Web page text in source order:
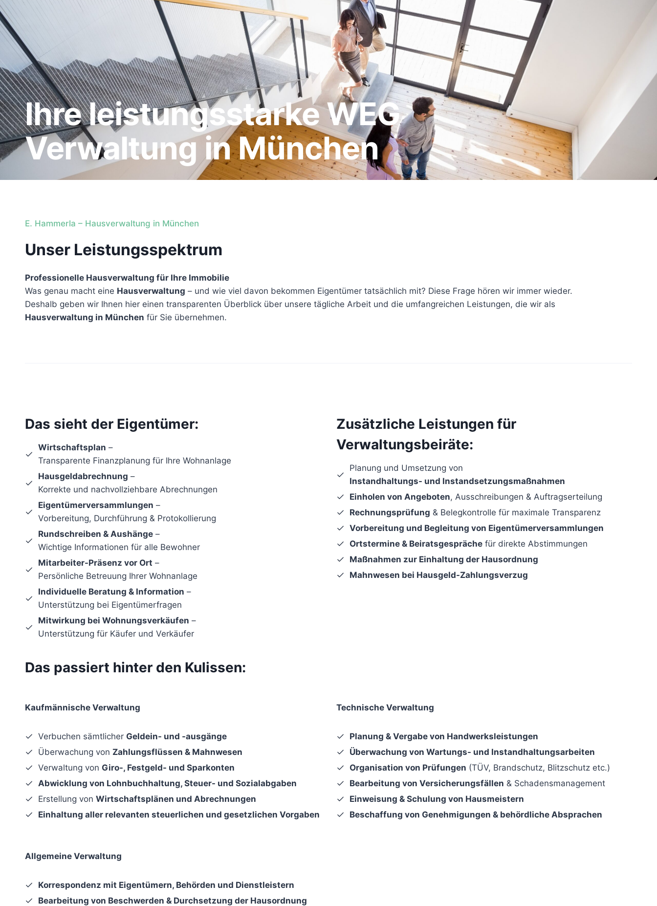
Ihre leistungsstarke WEG
Verwaltung in München
E. Hammerla – Hausverwaltung in München
Unser Leistungsspektrum
Professionelle Hausverwaltung für Ihre Immobilie
Was genau macht eine Hausverwaltung – und wie viel davon bekommen Eigentümer tatsächlich mit? Diese Frage hören wir immer wieder.
Deshalb geben wir Ihnen hier einen transparenten Überblick über unsere tägliche Arbeit und die umfangreichen Leistungen, die wir als
Hausverwaltung in München für Sie übernehmen.
Das sieht der Eigentümer:
Wirtschaftsplan –
Transparente Finanzplanung für Ihre Wohnanlage
Hausgeldabrechnung –
Korrekte und nachvollziehbare Abrechnungen
Eigentümerversammlungen –
Vorbereitung, Durchführung & Protokollierung
Rundschreiben & Aushänge –
Wichtige Informationen für alle Bewohner
Mitarbeiter-Präsenz vor Ort –
Persönliche Betreuung Ihrer Wohnanlage
Individuelle Beratung & Information –
Unterstützung bei Eigentümerfragen
Mitwirkung bei Wohnungsverkäufen –
Unterstützung für Käufer und Verkäufer
Zusätzliche Leistungen für
Verwaltungsbeiräte:
Planung und Umsetzung von
Instandhaltungs- und Instandsetzungsmaßnahmen
Einholen von Angeboten, Ausschreibungen & Auftragserteilung
Rechnungsprüfung & Belegkontrolle für maximale Transparenz
Vorbereitung und Begleitung von Eigentümerversammlungen
Ortstermine & Beiratsgespräche für direkte Abstimmungen
Maßnahmen zur Einhaltung der Hausordnung
Mahnwesen bei Hausgeld-Zahlungsverzug
Das passiert hinter den Kulissen:
Kaufmännische Verwaltung
Verbuchen sämtlicher Geldein- und -ausgänge
Überwachung von Zahlungsflüssen & Mahnwesen
Verwaltung von Giro-, Festgeld- und Sparkonten
Abwicklung von Lohnbuchhaltung, Steuer- und Sozialabgaben
Erstellung von Wirtschaftsplänen und Abrechnungen
Einhaltung aller relevanten steuerlichen und gesetzlichen Vorgaben
Technische Verwaltung
Planung & Vergabe von Handwerksleistungen
Überwachung von Wartungs- und Instandhaltungsarbeiten
Organisation von Prüfungen (TÜV, Brandschutz, Blitzschutz etc.)
Bearbeitung von Versicherungsfällen & Schadensmanagement
Einweisung & Schulung von Hausmeistern
Beschaffung von Genehmigungen & behördliche Absprachen
Allgemeine Verwaltung
Korrespondenz mit Eigentümern, Behörden und Dienstleistern
Bearbeitung von Beschwerden & Durchsetzung der Hausordnung